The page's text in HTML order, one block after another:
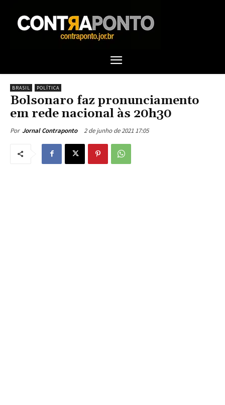
BRASIL POLÍTICA
Bolsonaro faz pronunciamento
em rede nacional às 20h30
Por Jornal Contraponto 2 de junho de 2021 17:05